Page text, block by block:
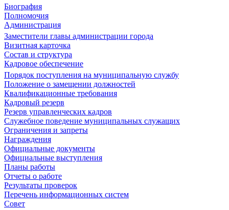
Биография
Полномочия
Администрация
Заместители главы администрации города
Визитная карточка
Состав и структура
Кадровое обеспечение
Порядок поступления на муниципальную службу
Положение о замещении должностей
Квалификационные требования
Кадровый резерв
Резерв управленческих кадров
Служебное поведение муниципальных служащих
Ограничения и запреты
Награждения
Официальные документы
Официальные выступления
Планы работы
Отчеты о работе
Результаты проверок
Перечень информационных систем
Совет